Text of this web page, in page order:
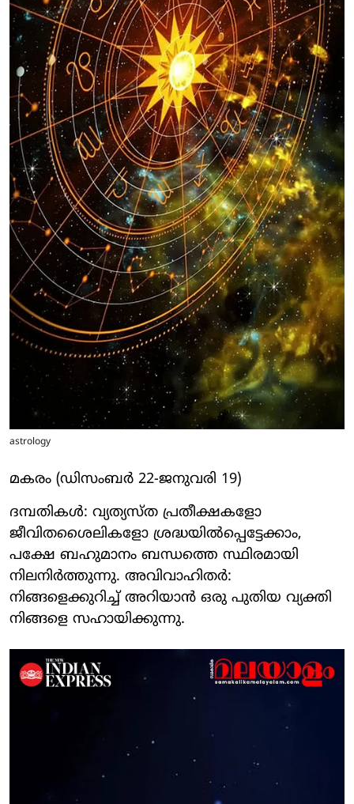
astrology
മകരം (ഡിസംബര്‍ 22-ജനുവരി 19)
ദമ്പതികള്‍: വ്യത്യസ്ത പ്രതീക്ഷകളോ
ജീവിതശൈലികളോ ശ്രദ്ധയില്‍പ്പെട്ടേക്കാം,
പക്ഷേ ബഹുമാനം ബന്ധത്തെ സ്ഥിരമായി
നിലനിര്‍ത്തുന്നു. അവിവാഹിതര്‍:
നിങ്ങളെക്കുറിച്ച് അറിയാന്‍ ഒരു പുതിയ വ്യക്തി
നിങ്ങളെ സഹായിക്കുന്നു.